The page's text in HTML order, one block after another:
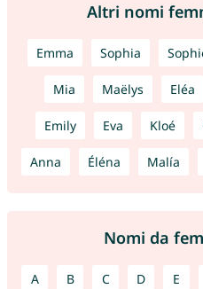
Altri nomi
Emma Sophia
Mia Maëlys Eléa
Emily Eva Kloé
Anna Éléna Malía
Nomi da
A B C D E